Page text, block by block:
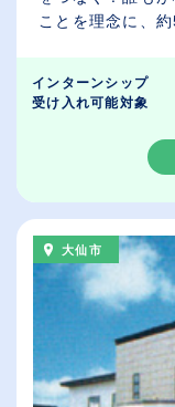
ことを理念に、
インターンシップ
受け入れ可能対象
大仙市